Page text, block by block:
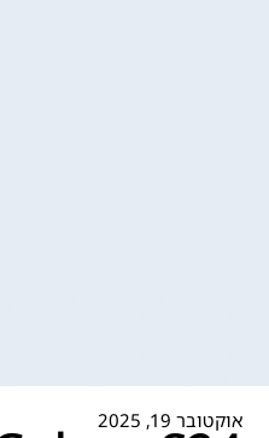
אוקטובר 19, 2025